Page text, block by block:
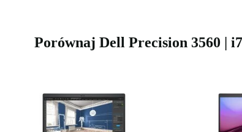
Porównaj Dell Precision 3560 |